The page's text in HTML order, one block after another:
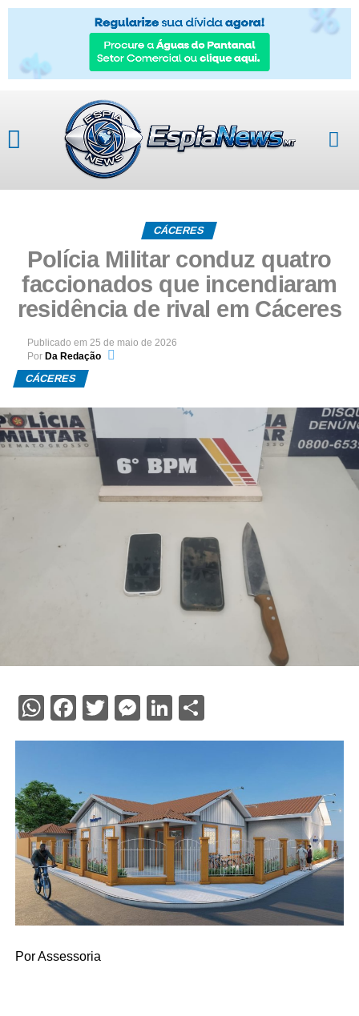
CÁCERES
Polícia Militar conduz quatro
faccionados que incendiaram
residência de rival em Cáceres
Publicado em 25 de maio de 2026
Por Da Redação
CÁCERES
WhatsApp
Facebook
Twitter
Messenger
LinkedIn
Share
Por Assessoria